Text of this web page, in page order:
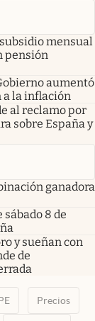
mensual
pensión
aumentó
a la inflación
al reclamo por
sobre España y
ganadora
8 de
y sueñan con
de
Precios